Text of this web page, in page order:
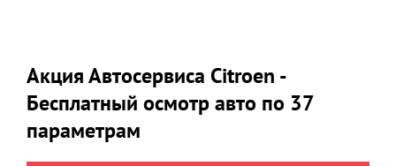
Акция Автосервиса Citroen -
Бесплатный осмотр авто по 37
параметрам